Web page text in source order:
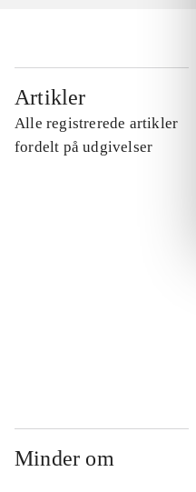
Artikler
Alle registrerede artikler
fordelt på udgivelser
Minder om